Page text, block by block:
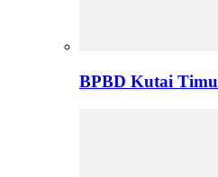
BPBD Kutai